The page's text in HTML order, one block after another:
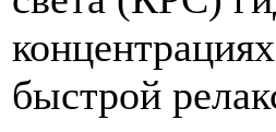
быстрой